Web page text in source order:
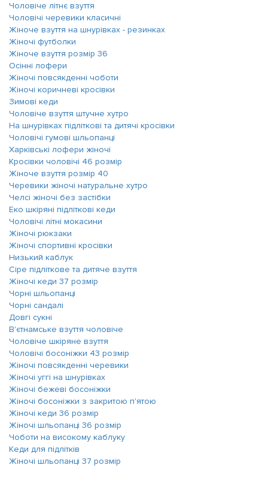
Чоловіче літнє взуття
Чоловічі черевики класичні
Жіноче взуття на шнурівках - резинках
Жіночі футболки
Жіноче взуття розмір 36
Осінні лофери
Жіночі повсякденні чоботи
Жіночі коричневі кросівки
Зимові кеди
Чоловіче взуття штучне хутро
На шнурівках підліткові та дитячі кросівки
Чоловічі гумові шльопанці
Харківські лофери жіночі
Кросівки чоловічі 46 розмір
Жіноче взуття розмір 40
Черевики жіночі натуральне хутро
Челсі жіночі без застібки
Еко шкіряні підліткові кеди
Чоловічі літні мокасини
Жіночі рюкзаки
Жіночі спортивні кросівки
Низький каблук
Сіре підліткове та дитяче взуття
Жіночі кеди 37 розмір
Чорні шльопанці
Чорні сандалі
Довгі сукні
В'єтнамське взуття чоловіче
Чоловіче шкіряне взуття
Чоловічі босоніжки 43 розмір
Жіночі повсякденні черевики
Жіночі уггі на шнурівках
Жіночі бежеві босоніжки
Жіночі босоніжки з закритою п'ятою
Жіночі кеди 36 розмір
Жіночі шльопанці 36 розмір
Чоботи на високому каблуку
Кеди для підлітків
Жіночі шльопанці 37 розмір